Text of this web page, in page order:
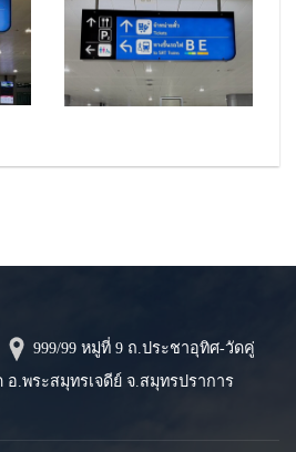
999/99 หมู่ที่ 9 ถ.ประชาอุทิศ-วัดคู่
.พระสมุทรเจดีย์ จ.สมุทรปราการ